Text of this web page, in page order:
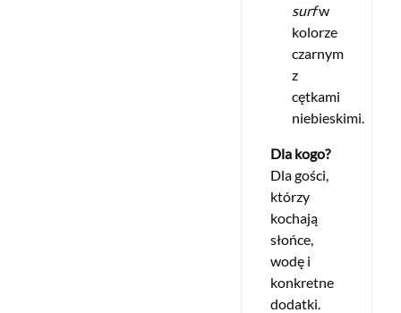
surfw
kolorze
czarnym
z
cętkami
niebieskimi.
Dla kogo?
Dla gości,
którzy
kochają
słońce,
wodę i
konkretne
dodatki.